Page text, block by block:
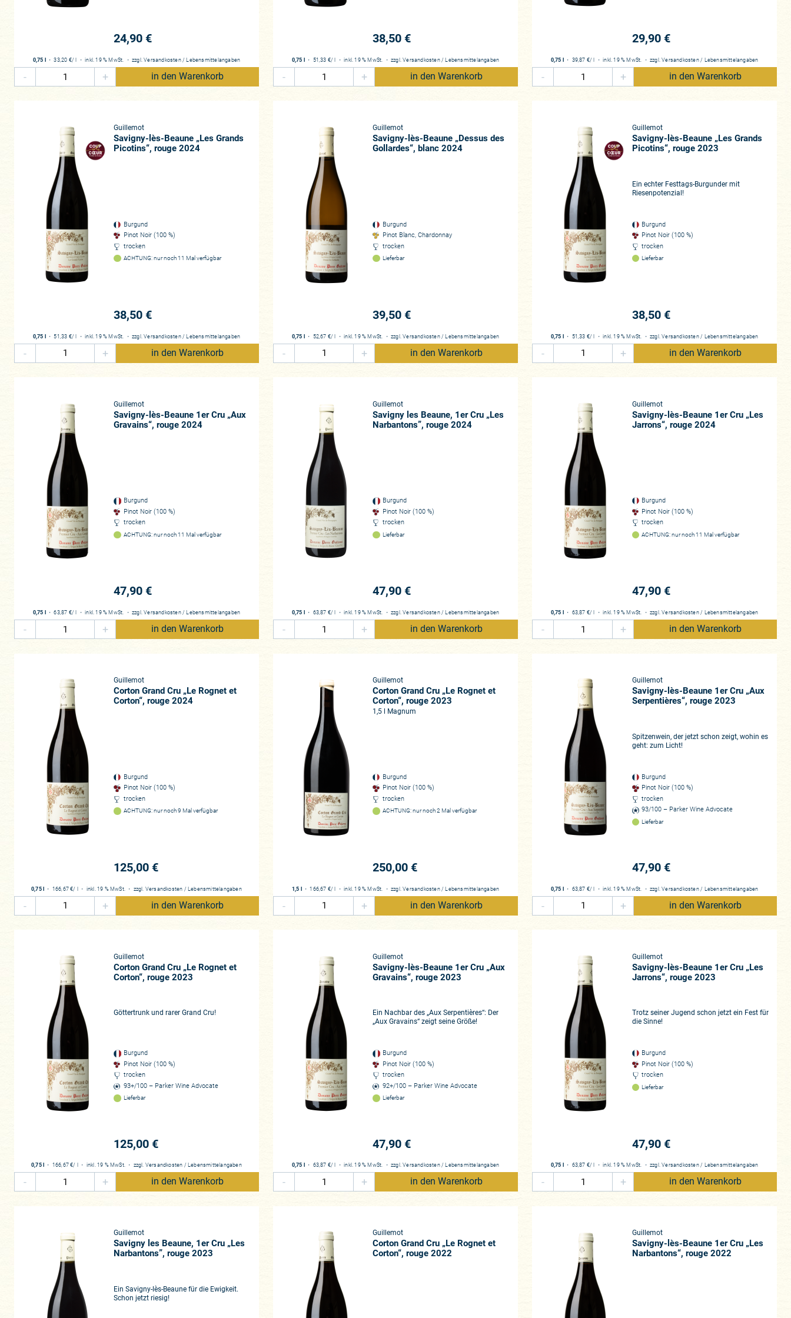
der wohl nach 2015 die größten Weine hervorbrachte und auch deutschlandweit Spätburgunder 2.0 einläutete. Doch im Vergleich zu den
Das macht ihn einfach zugänglicher und eben auch mit dem zweiten und dritten Schluck. Neal Martin hat die Weine verkostet, nachdem
ihm ein beeindruckender gereifter Pinot Noir der Guillemots beim legendären Burgfest serviert wurde. Sein Fazit: Das seien „genau die Art
dass das auch noch unter 50 Euro kostet. Da wird die Luft schon dünn im Burgund. In der Qualität. Und nicht nur im Burgund.“ Diese
beiden Kommentare zeigen für uns exemplarisch was die Weine der Gebrüder Guillemot auszeichnet.
Nördlich von Beaune liegt die hübsche Gemeinde Savigny-les-Beaune. Sie steht – glücklicherweise noch – etwas im Schatten ihrer
international heißbegehrten Nachbarn von der Côte de Nuits, wohl auch, weil die überwiegend roten Weine dieser Region von der Côte de
Beaune nicht so stark wahrgenommen werden wie die der legendären Weißweingemeinden Meursault, Chassagne- und Puligny-
Montrachet. Dabei trumpft sie mit dem sowohl für Weißweine als auch Rotweine exzellenten Grand Cru Corton-Charlemagne auf, der in
U-Form mit einem das Haupt schmückenden Waldstück majestätisch über den Gemeinden Ladoix-Serrigny, Aloxe-Corton und Pernand-
Vergelesses thront.
Die Domaine Pierre Guillemot besitzt hier im Filetstück „Corton Le Rognet“ einige Parzellen. Das Herzstück der Domaine, und für uns die
eigentliche Sensation, bilden allerdings die verschiedenen 1er-Cru-Lagen aus Savigny-lès-Beaune, allen voran das Flaggschiff des
Besonderheit, die man bei Guillemot über Generationen hinweg bewahrt hat: Etwas Pinot Blanc, der im Burgund übrigens ursprünglich
selbst in den Grand Crus noch vor wenigen Jahrzehnten verschnitten wurde, befindet sich immer noch im Besitz der Familie und geht in
den mittlerweile recht kultigen (vor allem bei den Amerikanern extrem beliebten) Villages-Wein „Le Dessus Gollardes“ ein. Ein Wein, den
Sie probieren müssen, aromatisch völlig überraschend und für das Burgund unerwartet, und dessen Reifepotenzial uns tatsächlich
verblüfft hat! Savigny-lès-Beaune bringt im Allgemeinen einen eher kernigen Pinot Noir hervor. Die Eigenheit der Weine war schon immer
ihr robustes Rückgrat und die fleischige Struktur in der Jugend, bei gleichzeitig finessenreicher roter Frucht und feiner Würze. Genau
Stadium allen Weinen enormen Charme mitzugeben. Ihre Weine erweisen sich als Burgunder klassischer Prägung, deren Kennzeichen
Finesse und Balance sind. Sie strahlen große Klasse aus und sind idealtypische Zeugnisse des Terroir-Gedankens, der diese Region für
viele Weinliebhaber zu einer der attraktivsten in der Welt des Weinbaus macht. Dank alter Reben aus dem Familienbesitz, dem Wissen,
dass sich ihre Weine so hervorragend entwickeln (wir kennen wenige Betriebe im Burgund, die einen derart „kompletten“ Bestand alter
Weine pflegen und so auch wirklich genau wissen, wie sich die Weine über Jahrzehnte verändern), aufwändiger, traditioneller Arbeit in den
Weinbergen und gleichzeitig moderner Ausbildung, kann die jüngste Generation der Domaine Pierre Guillemot einer verheißungsvollen
Zukunft entgegenblicken, die wir mit größtem Interesse begleiten werden!
Liebe Kunden, das „Minenfeld“ Burgund kann manchmal frustrierend komplex sein. Eine immer gültige Weisheit, die wir aus all unseren
Besuchen in die geliebte Region immer wieder mitnehmen und predigen: Über jeder Lage, jedem Jahrgang und jeder
Vinifikationsmethode steht zunächst der Winzer. Wir haben noch nie einen Grand Cru getrunken, der uns nachhaltig in Erinnerung
geblieben wäre, aber von einem leidenschaftslosen Winzer vinifiziert wurde, oder aus Jahrhundertjahrgängen aus unbekanntester
„Jottwede“-Lage Traumweine im Glas gehabt. Der Winzer und sein Talent, seine Feingeistigkeit und Aufmerksamkeit entscheiden
weil er eine Stradivari besaß. Vincent und Philippe Guillemot aber sind solche begnadeten Künstler, die allerdings viel lieber eines sind:
echte Winzer! Mit ihren höchst authentischen Terroir-Weinen aus Savigny-lès-Beaune überzeugen sie durch exzellentes Handwerk und
Respekt vor der Tradition. Und das zu Preisen, die – im Kontext Burgund – unmöglich günstig scheinen. Es ist ein Glücksfall, bei
vergleichsweise niedrigen Preisen, wie es hier der Fall ist, Weine von derartiger Exzellenz und solch großem Reifepotenzial zu finden.
24,90 €
0,75 l ・33,20 €/ l ・inkl. 19 % MwSt. ・ zzgl.Versandkosten / Lebensmittelangaben
- + in den Warenkorb
38,50 €
0,75 l ・ 51,33 €/ l ・inkl. 19 % MwSt. ・ zzgl.Versandkosten / Lebensmittelangaben
- + in den Warenkorb
29,90 €
0,75 l ・ 39,87 €/ l ・inkl. 19 % MwSt. ・zzgl.Versandkosten / Lebensmittelangaben
- + in den Warenkorb
Guillemot
Savigny-lès-Beaune „Les Grands
Picotins“, rouge 2024
Burgund
Pinot Noir (100 %)
trocken
ACHTUNG: nur noch 11 Mal verfügbar
38,50 €
0,75 l ・51,33 €/ l ・inkl. 19 % MwSt. ・ zzgl.Versandkosten / Lebensmittelangaben
- + in den Warenkorb
Guillemot
Savigny-lès-Beaune „Dessus des
Gollardes“, blanc 2024
Burgund
Pinot Blanc, Chardonnay
trocken
Lieferbar
39,50 €
0,75 l ・ 52,67 €/ l ・inkl. 19 % MwSt. ・ zzgl.Versandkosten / Lebensmittelangaben
- + in den Warenkorb
Guillemot
Savigny-lès-Beaune „Les Grands
Picotins“, rouge 2023
Ein echter Festtags-Burgunder mit
Riesenpotenzial!
Burgund
Pinot Noir (100 %)
trocken
Lieferbar
38,50 €
0,75 l ・ 51,33 €/ l ・inkl. 19 % MwSt. ・zzgl.Versandkosten / Lebensmittelangaben
- + in den Warenkorb
Guillemot
Savigny-lès-Beaune 1er Cru „Aux
Gravains“, rouge 2024
Burgund
Pinot Noir (100 %)
trocken
ACHTUNG: nur noch 11 Mal verfügbar
47,90 €
0,75 l ・63,87 €/ l ・inkl. 19 % MwSt. ・ zzgl.Versandkosten / Lebensmittelangaben
- + in den Warenkorb
Guillemot
Savigny les Beaune, 1er Cru „Les
Narbantons”, rouge 2024
Burgund
Pinot Noir (100 %)
trocken
Lieferbar
47,90 €
0,75 l ・ 63,87 €/ l ・inkl. 19 % MwSt. ・ zzgl.Versandkosten / Lebensmittelangaben
- + in den Warenkorb
Guillemot
Savigny-lès-Beaune 1er Cru „Les
Jarrons“, rouge 2024
Burgund
Pinot Noir (100 %)
trocken
ACHTUNG: nur noch 11 Mal verfügbar
47,90 €
0,75 l ・ 63,87 €/ l ・inkl. 19 % MwSt. ・zzgl.Versandkosten / Lebensmittelangaben
- + in den Warenkorb
Guillemot
Corton Grand Cru „Le Rognet et
Corton“, rouge 2024
Burgund
Pinot Noir (100 %)
trocken
ACHTUNG: nur noch 9 Mal verfügbar
125,00 €
0,75 l ・ 166,67 €/ l ・ inkl. 19 % MwSt. ・ zzgl. Versandkosten / Lebensmittelangaben
- + in den Warenkorb
Guillemot
Corton Grand Cru „Le Rognet et
Corton“, rouge 2023
1,5 l Magnum
Burgund
Pinot Noir (100 %)
trocken
ACHTUNG: nur noch 2 Mal verfügbar
250,00 €
1,5 l ・166,67 €/ l ・inkl. 19 % MwSt. ・ zzgl.Versandkosten / Lebensmittelangaben
- + in den Warenkorb
Guillemot
Savigny-lès-Beaune 1er Cru „Aux
Serpentières“, rouge 2023
Spitzenwein, der jetzt schon zeigt, wohin es
geht: zum Licht!
Burgund
Pinot Noir (100 %)
trocken
93/100 – Parker Wine Advocate
Lieferbar
47,90 €
0,75 l ・ 63,87 €/ l ・inkl. 19 % MwSt. ・zzgl.Versandkosten / Lebensmittelangaben
- + in den Warenkorb
Guillemot
Corton Grand Cru „Le Rognet et
Corton“, rouge 2023
Göttertrunk und rarer Grand Cru!
Burgund
Pinot Noir (100 %)
trocken
93+/100 – Parker Wine Advocate
Lieferbar
125,00 €
0,75 l ・ 166,67 €/ l ・ inkl. 19 % MwSt.・ zzgl. Versandkosten / Lebensmittelangaben
- + in den Warenkorb
Guillemot
Savigny-lès-Beaune 1er Cru „Aux
Gravains“, rouge 2023
Ein Nachbar des „Aux Serpentières“: Der
„Aux Gravains“ zeigt seine Größe!
Burgund
Pinot Noir (100 %)
trocken
92+/100 – Parker Wine Advocate
Lieferbar
47,90 €
0,75 l ・ 63,87 €/ l ・inkl. 19 % MwSt. ・ zzgl.Versandkosten / Lebensmittelangaben
- + in den Warenkorb
Guillemot
Savigny-lès-Beaune 1er Cru „Les
Jarrons“, rouge 2023
Trotz seiner Jugend schon jetzt ein Fest für
die Sinne!
Burgund
Pinot Noir (100 %)
trocken
Lieferbar
47,90 €
0,75 l ・ 63,87 €/ l ・inkl. 19 % MwSt. ・zzgl.Versandkosten / Lebensmittelangaben
- + in den Warenkorb
Guillemot
Savigny les Beaune, 1er Cru „Les
Narbantons”, rouge 2023
Ein Savigny-lès-Beaune für die Ewigkeit.
Schon jetzt riesig!
Guillemot
Corton Grand Cru „Le Rognet et
Corton“, rouge 2022
Guillemot
Savigny-lès-Beaune 1er Cru „Les
Narbantons“, rouge 2022